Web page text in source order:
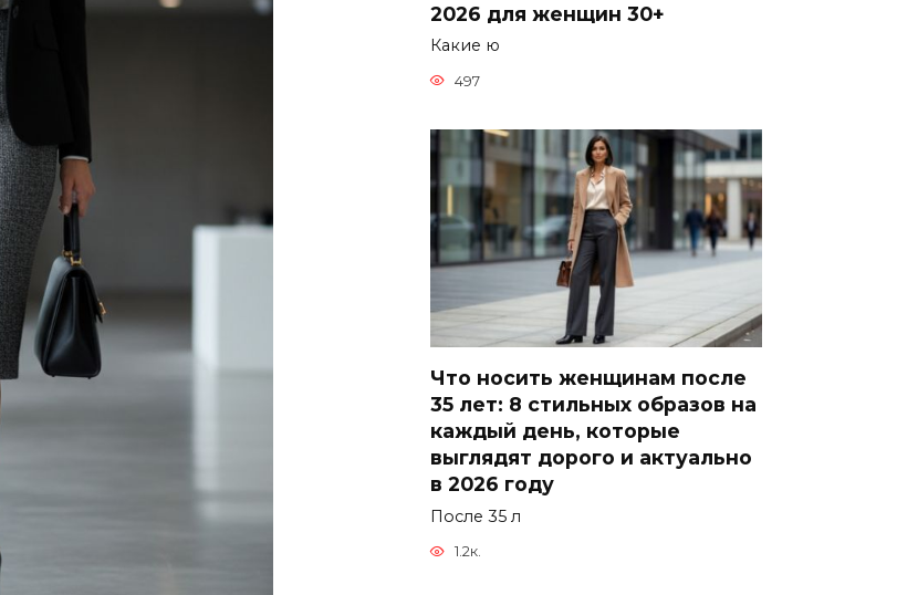
2026 для женщин 30+
Какие ю
497
Что носить женщинам после
35 лет: 8 стильных образов на
каждый день, которые
выглядят дорого и актуально
в 2026 году
После 35 л
1.2к.